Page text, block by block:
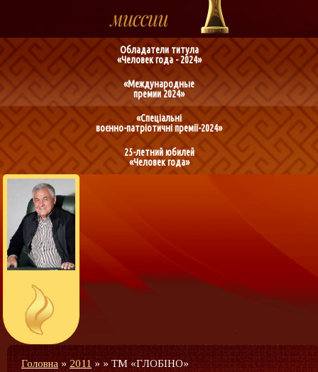
Обладатели титула
«Человек года - 2024»
«Международные
премии 2024»
«Спеціальні
воєнно-патріотичні премії-2024»
25-летний юбилей
«Человек года»
Головна» 2011 » »ТМ «ГЛОБІНО»